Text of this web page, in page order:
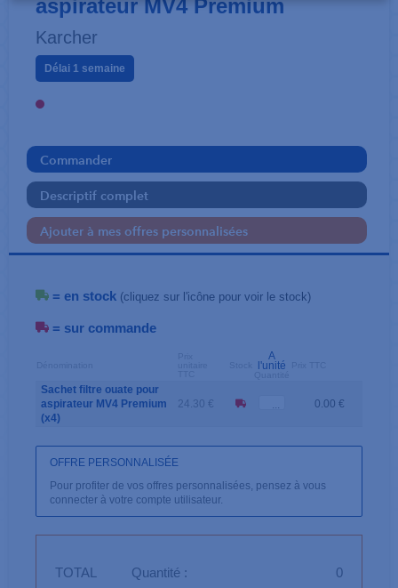
aspirateur MV4 Premium
Karcher
Délai 1 semaine
Commander
Descriptif complet
Ajouter à mes offres personnalisées
= en stock (cliquez sur l'icône pour voir le stock)
= sur commande
A
l'unité
Sachet filtre ouate pour
aspirateur MV4 Premium
(x4)
24.30 € 0.00 €
OFFRE PERSONNALISÉE
Pour profiter de vos offres personnalisées, pensez à vous
connecter à votre compte utilisateur.
TOTAL Quantité :
0